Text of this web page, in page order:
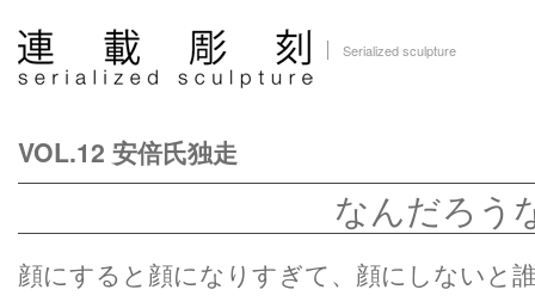
Serialized sculpture
VOL.12 安倍氏独走
なんだろう
顔にすると顔になりすぎて、顔にしないと